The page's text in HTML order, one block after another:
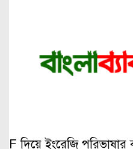
F দিয়ে ইংরেজি পরিভাষার